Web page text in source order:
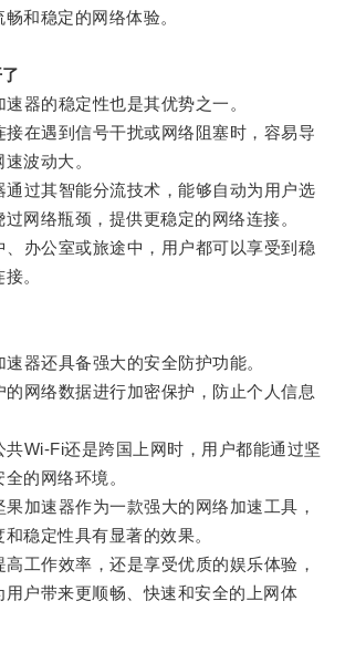
和稳定的网络体验。
的稳定性也是其优势之一。
遇到信号干扰或网络阻塞时，容易导
波动大。
过其智能分流技术，能够自动为用户选
网络瓶颈，提供更稳定的网络连接。
公室或旅途中，用户都可以享受到稳
。
还具备强大的安全防护功能。
络数据进行加密保护，防止个人信息
Fi还是跨国上网时，用户都能通过坚
的网络环境。
速器作为一款强大的网络加速工具，
稳定性具有显著的效果。
作效率，还是享受优质的娱乐体验，
用户带来更顺畅、快速和安全的上网体